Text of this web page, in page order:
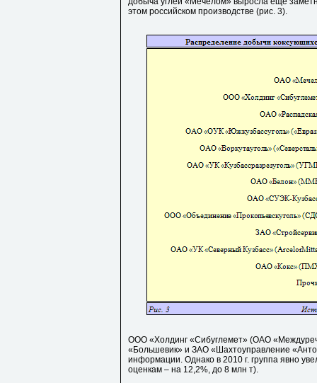
этом российском производстве (рис. 3).
ООО «Холдинг «Сибуглемет» (ОАО
«Большевик» и ЗАО «Шахтоуправление
информации. Однако в 2010 г. группа явно
оценкам – на 12,2%, до 8 млн т).